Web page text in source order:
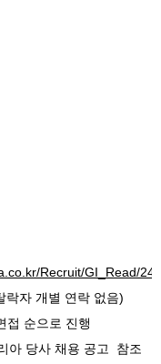
Recruit/GI_Read/
락자 개별 연락 없음)
접 순으로 진행
아 당사 채용 공고 참조